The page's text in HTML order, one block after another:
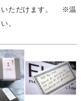
いただけます。 ※温
。